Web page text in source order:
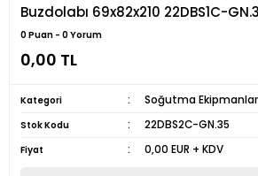
Buzdolabı 69x82x210 22DBS1C-
0 Puan - 0 Yorum
0,00 TL
Kategori Soğutma
Stok Kodu 22DBS2C-GN.35
Fiyat 0,00 EUR + KDV